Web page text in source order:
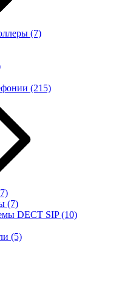
(7)
(215)
(7)
DECT SIP(10)
(5)